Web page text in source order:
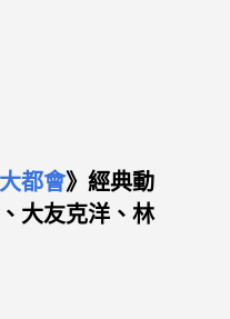
都會》經典動
大友克洋、林